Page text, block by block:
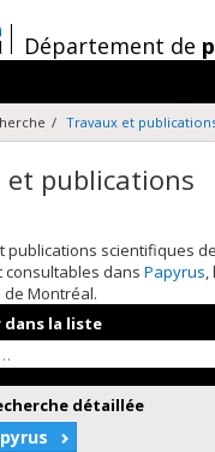
/Département de
Travaux et
et publications
publications scientifiques
consultables dans Papyrus,
de Montréal.
dans la liste
détaillée